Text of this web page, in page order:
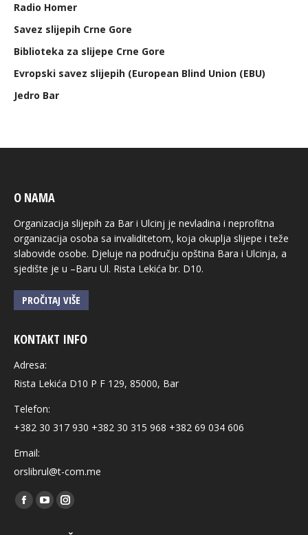
Radio Homer
Savez slijepih Crne Gore
Biblioteka za slijepe Crne Gore
Evropski savez slijepih (European Blind Union (EBU)
Jedro Bar
O NAMA
Organizacija slijepih za Bar i Ulcinj je nevladina i neprofitna
organizacija osoba sa invaliditetom, koja okuplja slijepe i teže
slabovide osobe. Djeluje na području opština Bara i Ulcinja, a
sjedište je u –Baru Ul. Rista Lekića br. D10.
PROČITAJ VIŠE
KONTAKT INFO
Adresa:
Rista Lekića D10 P F 129, 85000, Bar
Telefon:
+382 30 317 930 +382 30 315 968 +382 69 034 606
Email:
orslibrul@t-com.me
Find us on:
Facebook
YouTubeInstagram